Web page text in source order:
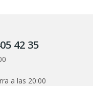
42 35
a las 20:00